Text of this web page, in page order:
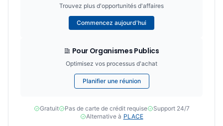
Trouvez plus d'opportunités d'affaires
Commencez aujourd'hui
Pour Organismes Publics
Optimisez vos processus d'achat
Planifier une réunion
Gratuit Pas de carte de crédit requise
Support 24/7
Alternative à PLACE